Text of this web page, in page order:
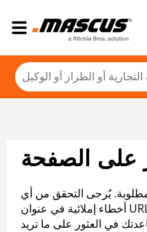
على الصفحة
يُرجى التحقق من أي
أخطاء إملائية في عنوان URL، أو عرض خريطة الموقع